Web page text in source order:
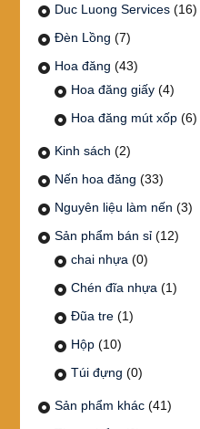
Duc Luong Services (16)
Đèn Lồng (7)
Hoa đăng (43)
Hoa đăng giấy (4)
Hoa đăng mút xốp (6)
Kinh sách (2)
Nến hoa đăng (33)
Nguyên liệu làm nến (3)
Sản phẩm bán sỉ (12)
chai nhựa (0)
Chén đĩa nhựa (1)
Đũa tre (1)
Hộp (10)
Túi đựng (0)
Sản phẩm khác (41)